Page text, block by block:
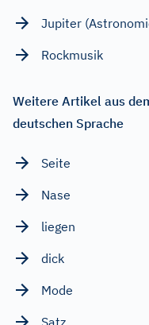
Jupiter
Rockmusik
Weitere Artikel aus
deutschen Sprache
Seite
Nase
liegen
dick
Mode
Satz